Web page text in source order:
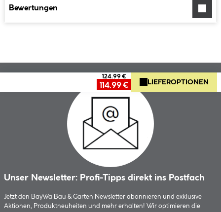
Bewertungen
124.99 €
114.99 € LIEFEROPTIONEN
Unser Newsletter: Profi-Tipps direkt ins Postfach
Jetzt den BayWa Bau & Garten Newsletter abonnieren und exklusive
Aktionen, Produktneuheiten und mehr erhalten! Wir optimieren die